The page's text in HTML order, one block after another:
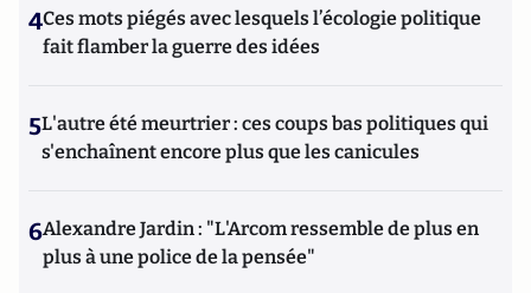
4Ces mots piégés avec lesquels l’écologie politique
fait flamber la guerre des idées
5L'autre été meurtrier : ces coups bas politiques qui
s'enchaînent encore plus que les canicules
6Alexandre Jardin : "L'Arcom ressemble de plus en
plus à une police de la pensée"